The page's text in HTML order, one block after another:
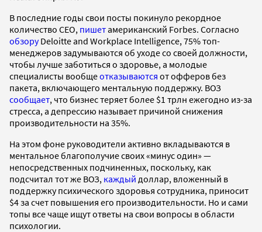
В последние годы свои посты покинуло рекордное
количество СEO, пишетамериканский Forbes. Согласно
обзоруDeloitte and Workplace Intelligence, 75% топ-
менеджеров задумываются об уходе со своей должности,
чтобы лучше заботиться о здоровье, а молодые
специалисты вообщеотказываются от офферов без
пакета, включающего ментальную поддержку. ВОЗ
сообщает, что бизнес теряет более $1 трлн ежегодно из-за
стресса, а депрессию называет причиной снижения
производительности на 35%.
На этом фоне руководители активно вкладываются в
ментальное благополучие своих «минус один» —
непосредственных подчиненных, поскольку, как
подсчитал тот же ВОЗ, каждый доллар, вложенный в
поддержку психического здоровья сотрудника, приносит
$4 за счет повышения его производительности. Но и сами
топы все чаще ищут ответы на свои вопросы в области
психологии.